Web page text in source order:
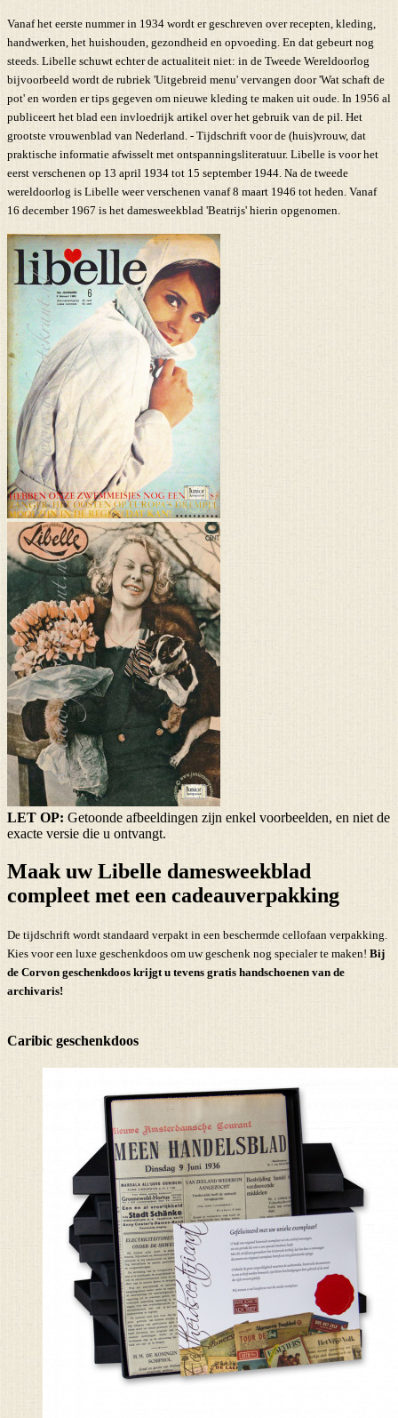
Vanaf het eerste nummer in 1934 wordt er geschreven over recepten, kleding,
handwerken, het huishouden, gezondheid en opvoeding. En dat gebeurt nog
steeds. Libelle schuwt echter de actualiteit niet: in de Tweede Wereldoorlog
bijvoorbeeld wordt de rubriek 'Uitgebreid menu' vervangen door 'Wat schaft de
pot' en worden er tips gegeven om nieuwe kleding te maken uit oude. In 1956 al
publiceert het blad een invloedrijk artikel over het gebruik van de pil. Het
grootste vrouwenblad van Nederland. - Tijdschrift voor de (huis)vrouw, dat
praktische informatie afwisselt met ontspanningsliteratuur. Libelle is voor het
eerst verschenen op 13 april 1934 tot 15 september 1944. Na de tweede
wereldoorlog is Libelle weer verschenen vanaf 8 maart 1946 tot heden. Vanaf
16 december 1967 is het damesweekblad 'Beatrijs' hierin opgenomen.
LET OP: Getoonde afbeeldingen zijn enkel voorbeelden, en niet de
exacte versie die u ontvangt.
Maak uw Libelle damesweekblad
compleet met een cadeauverpakking
De tijdschrift wordt standaard verpakt in een beschermde cellofaan verpakking.
Kies voor een luxe geschenkdoos om uw geschenk nog specialer te maken! Bij
de Corvon geschenkdoos krijgt u tevens gratis handschoenen van de
archivaris!
Caribic geschenkdoos